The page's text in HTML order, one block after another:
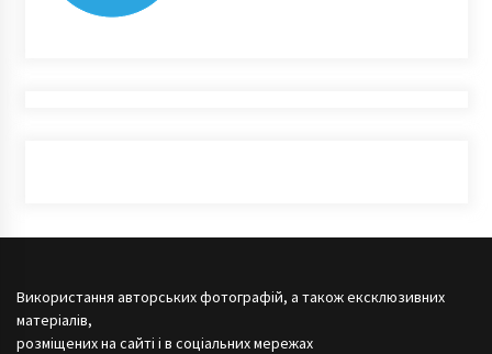
Використання авторських фотографій, а також ексклюзивних
матеріалів,
розміщених на сайті і в соціальних мережах